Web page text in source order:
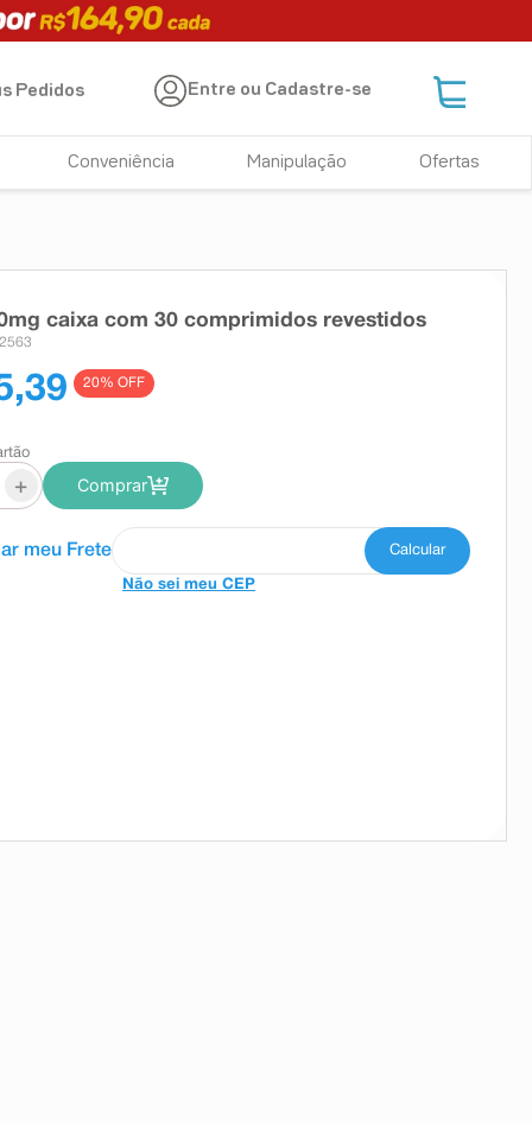
Pedidos Entre ou Cadastre-se
Conveniência Manipulação Ofertas
caixa com 30 comprimidos revestidos
20% OFF
+ Comprar
Não sei meu CEP